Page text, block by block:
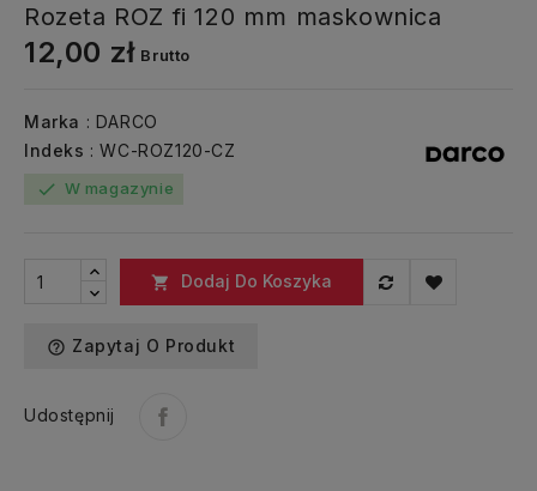
Rozeta ROZ fi 120 mm maskownica
12,00 zł Brutto
Marka : DARCO
Indeks : WC-ROZ120-CZ
check W magazynie
 Dodaj Do Koszyka
help_outline Zapytaj O Produkt
Udostępnij